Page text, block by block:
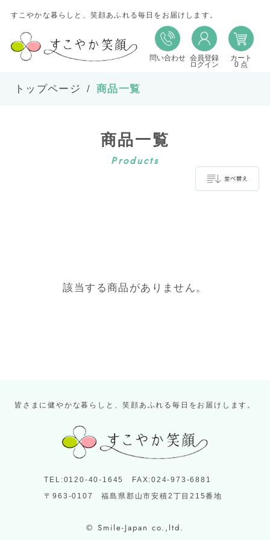
すこやかな暮らしと、笑顔あふれる毎日をお届けします。
問い合わせ 会員登録
ログイン
カート
0 点
トップページ 商品一覧
商品一覧
Products
並び替え
該当する商品がありません。
皆さまに健やかな暮らしと、笑顔あふれる毎日をお届けします。
TEL:0120-40-1645 FAX:024-973-6881
〒963-0107 福島県郡山市安積2丁目215番地
© Smile-Japan co.,ltd.